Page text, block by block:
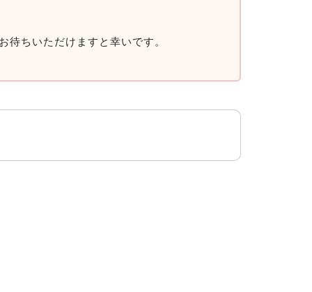
ちいただけますと幸いです。